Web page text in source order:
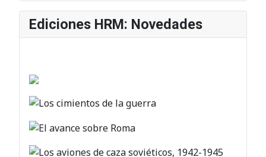
Ediciones HRM: Novedades